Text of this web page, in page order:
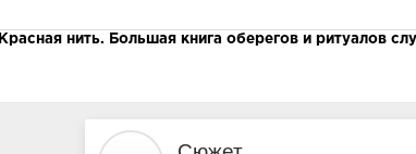
13
Красная нить. Большая книга оберегов и ритуалов